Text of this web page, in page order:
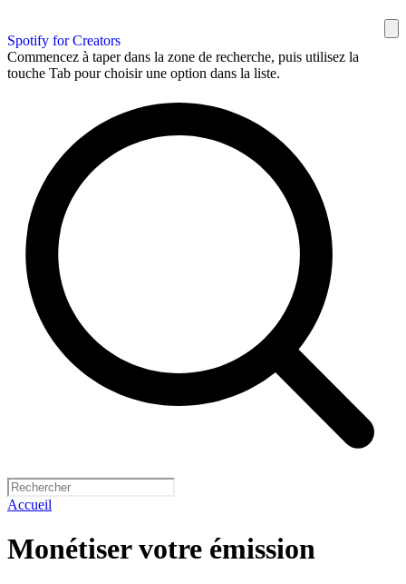
Spotify for Creators
Commencez à taper dans la zone de recherche, puis utilisez la
touche Tab pour choisir une option dans la liste.
Accueil
Monétiser votre émission